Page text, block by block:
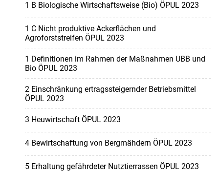
1 B Biologische Wirtschaftsweise (Bio) ÖPUL 2023
1 C Nicht produktive Ackerflächen und
Agroforststreifen ÖPUL 2023
1 Definitionen im Rahmen der Maßnahmen UBB und
Bio ÖPUL 2023
2 Einschränkung ertragssteigernder Betriebsmittel
ÖPUL 2023
3 Heuwirtschaft ÖPUL 2023
4 Bewirtschaftung von Bergmähdern ÖPUL 2023
5 Erhaltung gefährdeter Nutztierrassen ÖPUL 2023